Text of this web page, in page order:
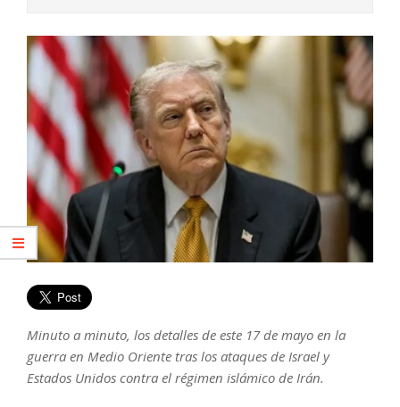
Minuto a minuto, los detalles de este 17 de mayo en la
guerra en Medio Oriente tras los ataques de Israel y
Estados Unidos contra el régimen islámico de Irán.